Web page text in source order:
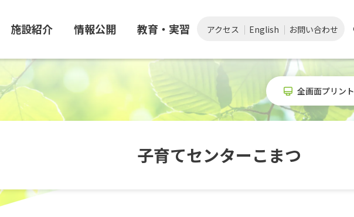
施設紹介 情報公開 教育・実習 アクセス English お問い合わせ
全画面プリント
子育てセンターこまつ